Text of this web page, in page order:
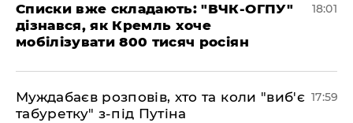
Списки вже складають: "ВЧК-ОГПУ"
дізнався, як Кремль хоче
мобілізувати 800 тисяч росіян
18:01
Муждабаєв розповів, хто та коли "виб'є
табуретку" з-під Путіна
17:59